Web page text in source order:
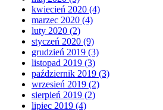
kwiecień 2020 (4)
marzec 2020 (4)
luty 2020 (2)
styczeń 2020 (9)
grudzień 2019 (3)
listopad 2019 (3)
październik 2019 (3)
wrzesień 2019 (2)
sierpień 2019 (2)
lipiec 2019 (4)